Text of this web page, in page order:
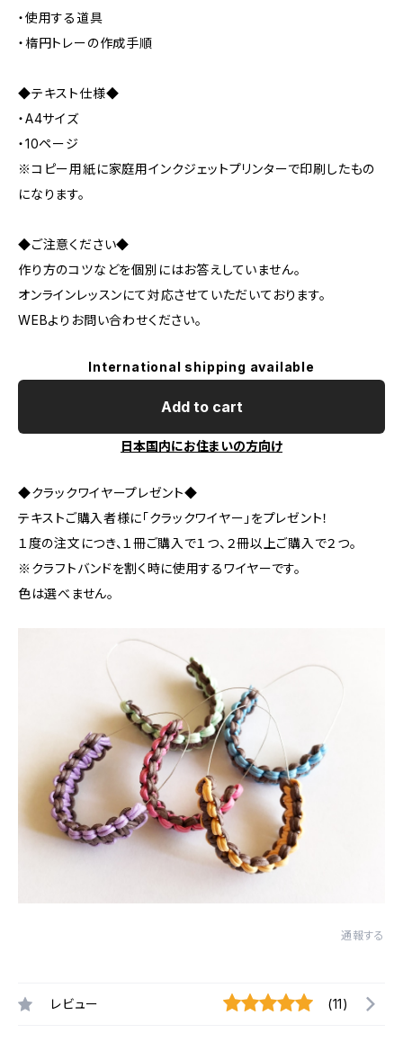
・使用する道具
・楕円トレーの作成手順
◆テキスト仕様◆
・A4サイズ
・10ページ
※コピー用紙に家庭用インクジェットプリンターで印刷したもの
になります。
◆ご注意ください◆
作り方のコツなどを個別にはお答えしていません。
オンラインレッスンにて対応させていただいております。
WEBよりお問い合わせください。
International shipping available
Add to cart
日本国内にお住まいの方向け
◆クラックワイヤープレゼント◆
テキストご購入者様に「クラックワイヤー」をプレゼント！
１度の注文につき、１冊ご購入で１つ、２冊以上ご購入で２つ。
※クラフトバンドを割く時に使用するワイヤーです。
色は選べません。
通報する
レビュー (11)